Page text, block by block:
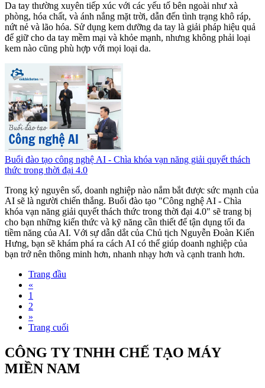
Da tay thường xuyên tiếp xúc với các yếu tố bên ngoài như xà
phòng, hóa chất, và ánh nắng mặt trời, dẫn đến tình trạng khô ráp,
nứt nẻ và lão hóa. Sử dụng kem dưỡng da tay là giải pháp hiệu quả
để giữ cho da tay mềm mại và khỏe mạnh, nhưng không phải loại
kem nào cũng phù hợp với mọi loại da.
Buổi đào tạo công nghệ AI - Chìa khóa vạn năng giải quyết thách
thức trong thời đại 4.0
Trong kỷ nguyên số, doanh nghiệp nào nắm bắt được sức mạnh của
AI sẽ là người chiến thắng. Buổi đào tạo "Công nghệ AI - Chìa
khóa vạn năng giải quyết thách thức trong thời đại 4.0" sẽ trang bị
cho bạn những kiến thức và kỹ năng cần thiết để tận dụng tối đa
tiềm năng của AI. Với sự dẫn dắt của Chủ tịch Nguyễn Đoàn Kiến
Hưng, bạn sẽ khám phá ra cách AI có thể giúp doanh nghiệp của
bạn trở nên thông minh hơn, nhanh nhạy hơn và cạnh tranh hơn.
Trang đầu
«
1
2
»
Trang cuối
CÔNG TY TNHH CHẾ TẠO MÁY
MIỀN NAM